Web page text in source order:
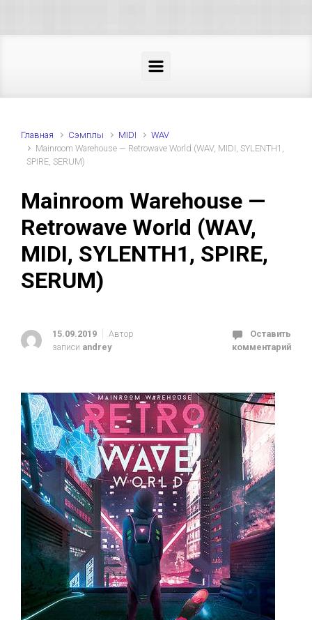
Главная Cэмплы MIDI
WAV
Mainroom Warehouse — Retrowave World (WAV, MIDI, SYLENTH1,
SPIRE, SERUM)
Mainroom Warehouse —
Retrowave World (WAV,
MIDI, SYLENTH1, SPIRE,
SERUM)
15.09.2019
Автор
записи andrey
Оставить
комментарий